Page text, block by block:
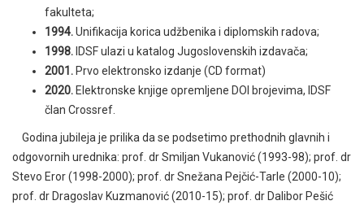
fakulteta;
1994.Unifikacija korica udžbenika i diplomskih radova;
1998. IDSF ulazi u katalog Jugoslovenskih izdavača;
2001. Prvo elektronsko izdanje (CD format)
2020. Elektronske knjige opremljene DOI brojevima, IDSF
član Crossref.
Godina jubileja je prilika da se podsetimo prethodnih glavnih i
odgovornih urednika: prof. dr Smiljan Vukanović (1993-98); prof. dr
Stevo Eror (1998-2000); prof. dr Snežana Pejčić-Tarle (2000-10);
prof. dr Dragoslav Kuzmanović (2010-15); prof. dr Dalibor Pešić